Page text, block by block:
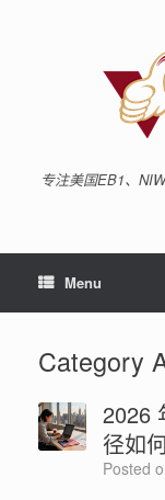
专注美国EB1、
Menu
Category
2026
径如
Posted